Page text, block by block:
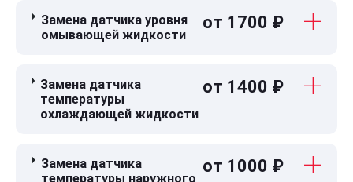
Замена датчика уровня
омывающей жидкости
от 1700 ₽
Замена датчика
температуры
охлаждающей жидкости
от 1400 ₽
Замена датчика
температуры наружного
от 1000 ₽